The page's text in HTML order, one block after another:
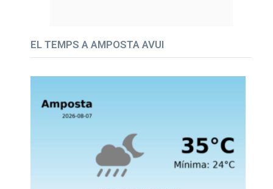
EL TEMPS A AMPOSTA AVUI